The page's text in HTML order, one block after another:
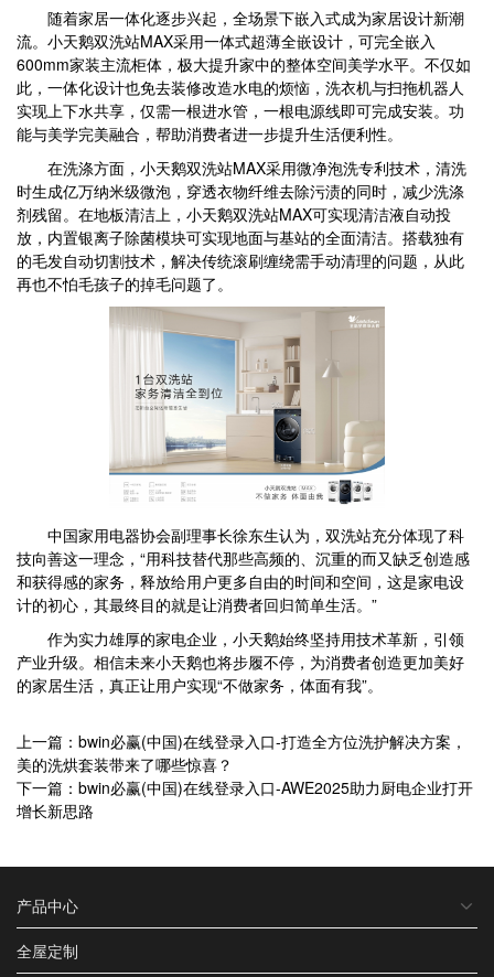
随着家居一体化逐步兴起，全场景下嵌入式成为家居设计新潮
流。小天鹅双洗站MAX采用一体式超薄全嵌设计，可完全嵌入
600mm家装主流柜体，极大提升家中的整体空间美学水平。不仅如
此，一体化设计也免去装修改造水电的烦恼，洗衣机与扫拖机器人
实现上下水共享，仅需一根进水管，一根电源线即可完成安装。功
能与美学完美融合，帮助消费者进一步提升生活便利性。
在洗涤方面，小天鹅双洗站MAX采用微净泡洗专利技术，清洗
时生成亿万纳米级微泡，穿透衣物纤维去除污渍的同时，减少洗涤
剂残留。在地板清洁上，小天鹅双洗站MAX可实现清洁液自动投
放，内置银离子除菌模块可实现地面与基站的全面清洁。搭载独有
的毛发自动切割技术，解决传统滚刷缠绕需手动清理的问题，从此
再也不怕毛孩子的掉毛问题了。
中国家用电器协会副理事长徐东生认为，双洗站充分体现了科
技向善这一理念，“用科技替代那些高频的、沉重的而又缺乏创造感
和获得感的家务，释放给用户更多自由的时间和空间，这是家电设
计的初心，其最终目的就是让消费者回归简单生活。”
作为实力雄厚的家电企业，小天鹅始终坚持用技术革新，引领
产业升级。相信未来小天鹅也将步履不停，为消费者创造更加美好
的家居生活，真正让用户实现“不做家务，体面有我”。
上一篇：bwin必赢(中国)在线登录入口-打造全方位洗护解决方案，
美的洗烘套装带来了哪些惊喜？
下一篇：bwin必赢(中国)在线登录入口-AWE2025助力厨电企业打开
增长新思路
产品中心
全屋定制